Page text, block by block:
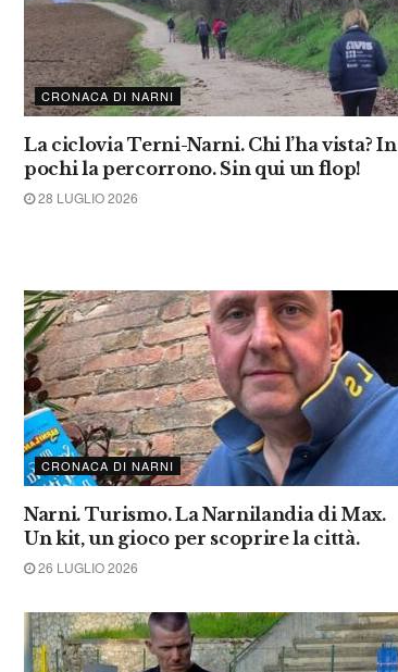
CRONACA DI NARNI
La ciclovia Terni-Narni. Chi l’ha vista? In
pochi la percorrono. Sin qui un flop!
28 LUGLIO 2026
CRONACA DI NARNI
Narni. Turismo. La Narnilandia di Max.
Un kit, un gioco per scoprire la città.
26 LUGLIO 2026